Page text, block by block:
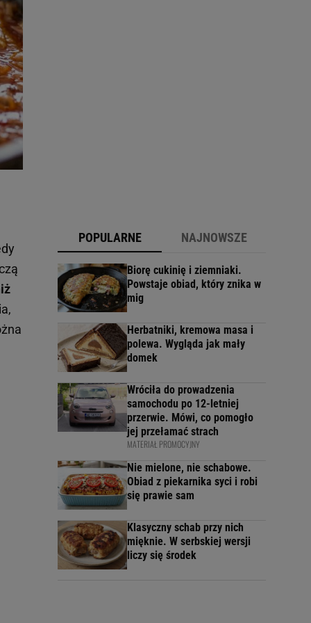
POPULARNE NAJNOWSZE
Biorę cukinię i ziemniaki.
Powstaje obiad, który znika w
mig
Herbatniki, kremowa masa i
polewa. Wygląda jak mały
domek
Wróciła do prowadzenia
samochodu po 12-letniej
przerwie. Mówi, co pomogło
jej przełamać strach
MATERIAŁ PROMOCYJNY
Nie mielone, nie schabowe.
Obiad z piekarnika syci i robi
się prawie sam
Klasyczny schab przy nich
mięknie. W serbskiej wersji
liczy się środek